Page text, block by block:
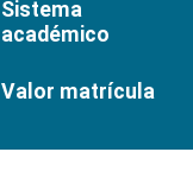
Sistema
académico
Valor matrícula